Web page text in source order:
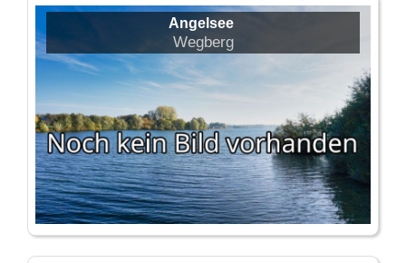
Angelsee
Wegberg